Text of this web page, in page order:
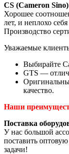
CS (Cameron Sino)
Хорошее
лет, и неплохо
Производство
Уважаемые
Выбирайте
GTS —
качество.
Наши
Поставка
У нас большой
поставить
задачи!